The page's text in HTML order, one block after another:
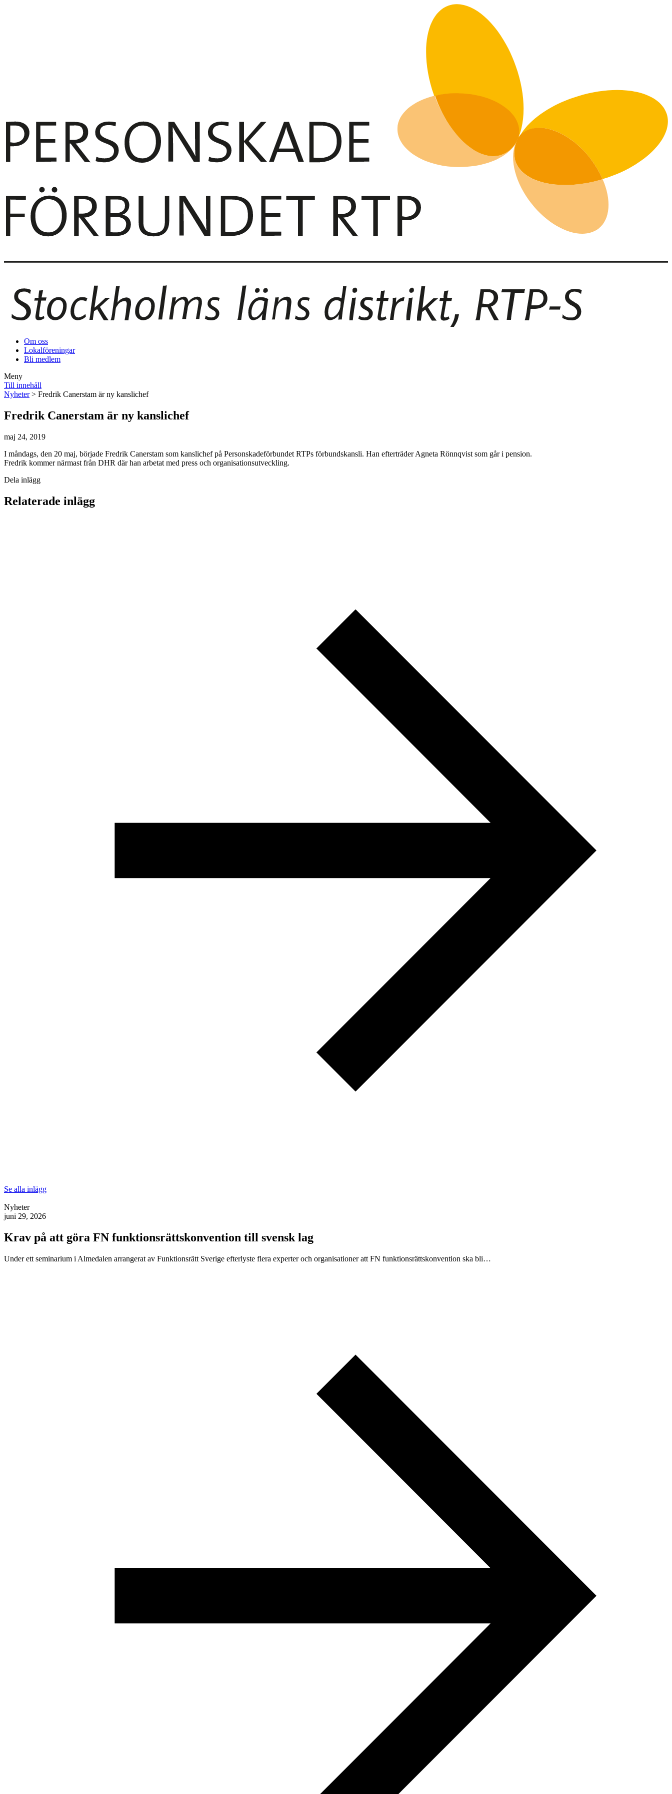
Om oss
Lokalföreningar
Bli medlem
Meny
Till innehåll
Nyheter> Fredrik Canerstam är ny kanslichef
Fredrik Canerstam är ny kanslichef
maj 24, 2019
I måndags, den 20 maj, började Fredrik Canerstam som kanslichef på Personskadeförbundet RTPs förbundskansli. Han efterträder Agneta Rönnqvist som går i pension.
Fredrik kommer närmast från DHR där han arbetat med press och organisationsutveckling.
Dela inlägg
Relaterade inlägg
Se alla inlägg
Nyheter
juni 29, 2026
Krav på att göra FN funktionsrättskonvention till svensk lag
Under ett seminarium i Almedalen arrangerat av Funktionsrätt Sverige efterlyste flera experter och organisationer att FN funktionsrättskonvention ska bli…